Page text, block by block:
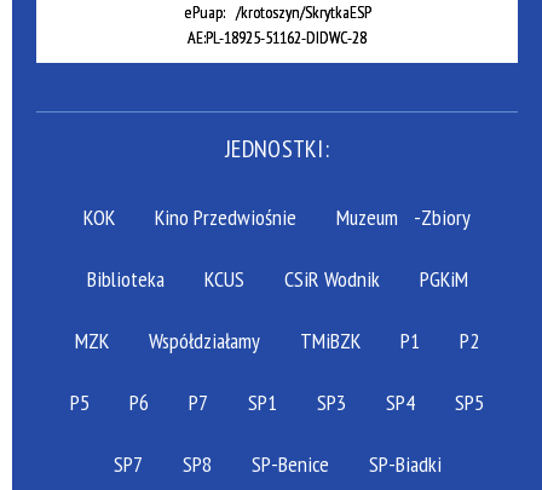
ePuap: /krotoszyn/SkrytkaESP
AE:PL-18925-51162-DIDWC-28
JEDNOSTKI:
KOK Kino Przedwiośnie Muzeum -Zbiory
Biblioteka KCUS CSiR Wodnik PGKiM
MZK Współdziałamy TMiBZK P1 P2
P5 P6 P7 SP1 SP3 SP4 SP5
SP7 SP8 SP-Benice SP-Biadki